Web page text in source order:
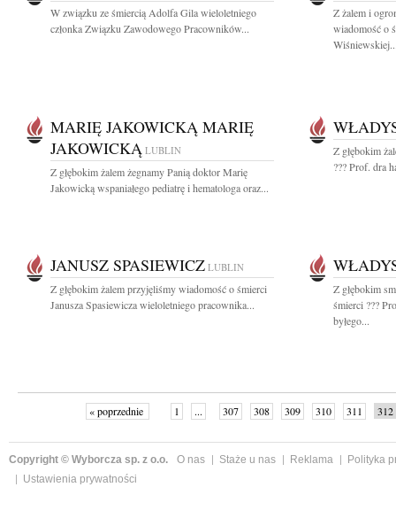
W związku ze śmiercią Adolfa Gila wieloletniego
członka Związku Zawodowego Pracowników...
Z żalem i
wiadomość o
MARIĘ JAKOWICKĄ MARIĘ
JAKOWICKĄ LUBLIN
Z głębokim żalem żegnamy Panią doktor Marię
Jakowicką wspaniałego pediatrę i hematologa oraz...
Z głębokim
??? Prof. dra
JANUSZ SPASIEWICZ LUBLIN
Z głębokim żalem przyjęliśmy wiadomość o śmierci
Janusza Spasiewicza wieloletniego pracownika...
Z głębokim
śmierci ???
byłego...
« poprzednie 1 ... 307 308 309 310 311 312
Copyright © Wyborcza sp. z o.o. O nas Staże u nas Reklama
Polityka
Ustawienia prywatności